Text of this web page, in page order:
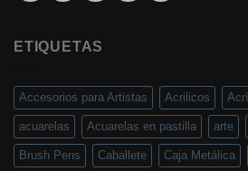
ETIQUETAS
Accesorios para Artistas Acrilicos
acuarelas Acuarelas en pastilla arte
Brush Pens Caballete Caja Metálica